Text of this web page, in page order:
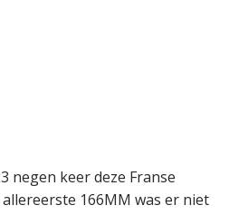
negen keer deze Franse
166MM was er niet